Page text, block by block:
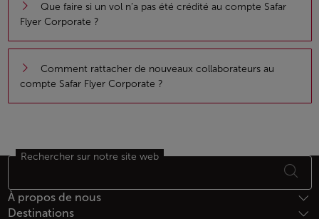
Que faire si un vol n’a pas été crédité au compte Safar
Flyer Corporate ?
Comment rattacher de nouveaux collaborateurs au
compte Safar Flyer Corporate ?
Bas de page Plan du site
Rechercher sur notre site web
À propos de nous
Destinations